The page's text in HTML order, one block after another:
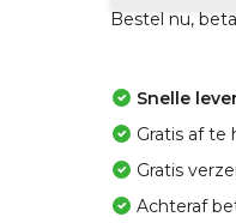
Bestel nu,
Snelle
Gratis af te
Gratis
Achteraf